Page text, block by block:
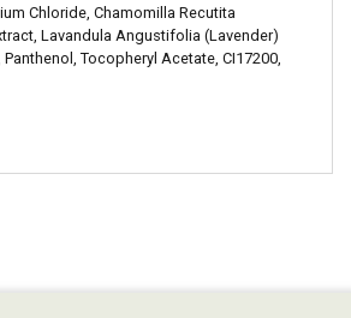
Chloride, Chamomilla Recutita
Lavandula Angustifolia (Lavender)
Tocopheryl Acetate, CI17200,